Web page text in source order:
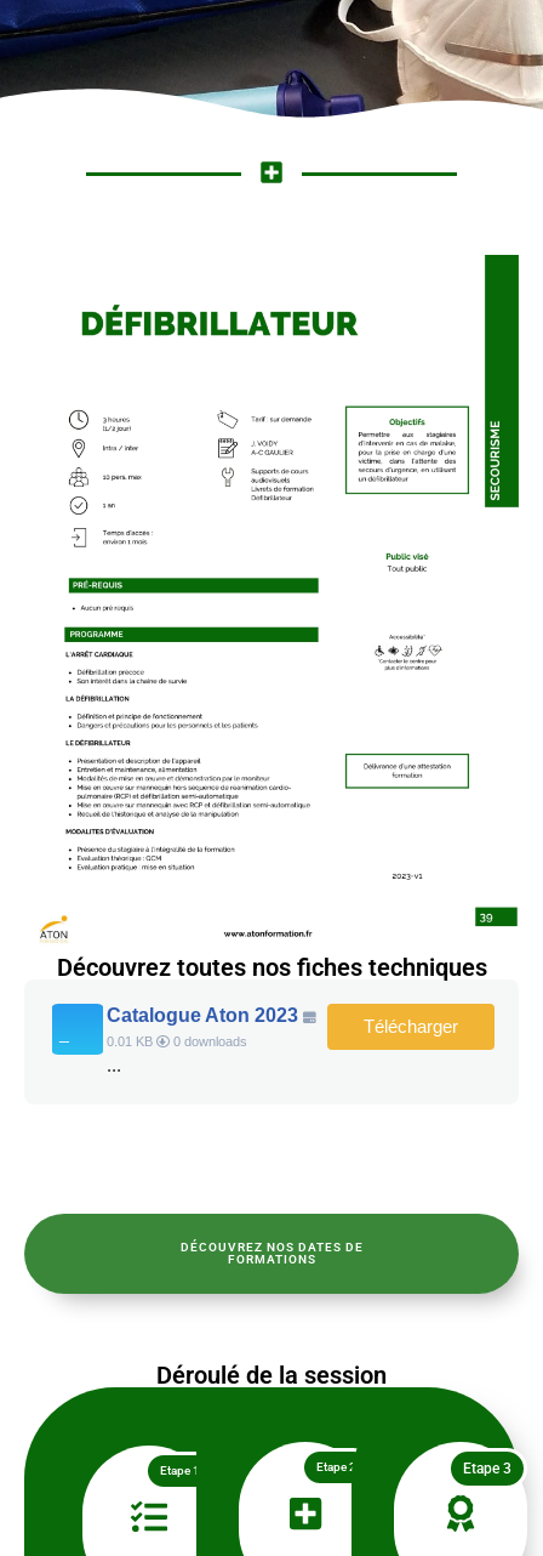
Découvrez toutes nos fiches techniques
Catalogue Aton 2023
0.01 KB 0 downloads
...
Télécharger
DÉCOUVREZ NOS DATES DE
FORMATIONS
Déroulé de la session
Etape 1 Etape 2 Etape 3